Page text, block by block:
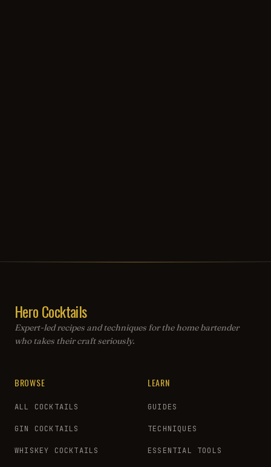
Hero Cocktails
Expert-led recipes and techniques for the home bartender
who takes their craft seriously.
BROWSE
ALL COCKTAILS
GIN COCKTAILS
WHISKEY COCKTAILS
LEARN
GUIDES
TECHNIQUES
ESSENTIAL TOOLS